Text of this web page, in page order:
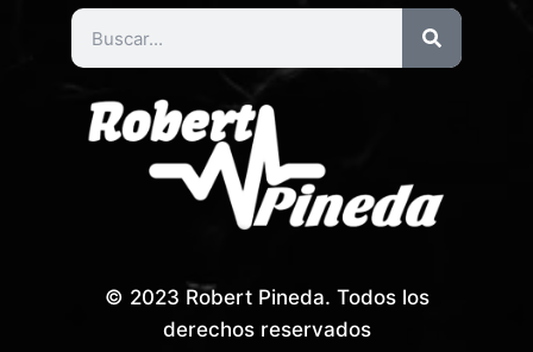
© 2023 Robert Pineda. Todos los
derechos reservados